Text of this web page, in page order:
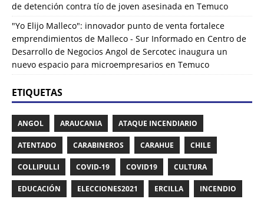
de detención contra tío de joven asesinada en Temuco
"Yo Elijo Malleco": innovador punto de venta fortalece
emprendimientos de Malleco - Sur Informado en Centro de
Desarrollo de Negocios Angol de Sercotec inaugura un
nuevo espacio para microempresarios en Temuco
ETIQUETAS
ANGOL ARAUCANIA ATAQUE INCENDIARIO
ATENTADO CARABINEROS CARAHUE CHILE
COLLIPULLI COVID-19 COVID19 CULTURA
EDUCACIÓN ELECCIONES2021 ERCILLA INCENDIO